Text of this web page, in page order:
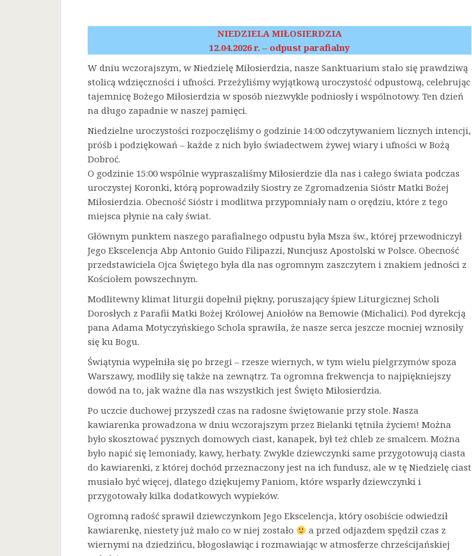
NIEDZIELA MIŁOSIERDZIA
12.04.2026 r. – odpust parafialny
W dniu wczorajszym, w Niedzielę Miłosierdzia, nasze Sanktuarium stało się prawdziwą
stolicą wdzięczności i ufności. Przeżyliśmy wyjątkową uroczystość odpustową, celebrując
tajemnicę Bożego Miłosierdzia w sposób niezwykle podniosły i wspólnotowy. Ten dzień
na długo zapadnie w naszej pamięci.
Niedzielne uroczystości rozpoczęliśmy o godzinie 14:00 odczytywaniem licznych intencji,
próśb i podziękowań – każde z nich było świadectwem żywej wiary i ufności w Bożą
Dobroć.
O godzinie 15:00 wspólnie wypraszaliśmy Miłosierdzie dla nas i całego świata podczas
uroczystej Koronki, którą poprowadziły Siostry ze Zgromadzenia Sióstr Matki Bożej
Miłosierdzia. Obecność Sióstr i modlitwa przypomniały nam o orędziu, które z tego
miejsca płynie na cały świat.
Głównym punktem naszego parafialnego odpustu była Msza św., której przewodniczył
Jego Ekscelencja Abp Antonio Guido Filipazzi, Nuncjusz Apostolski w Polsce. Obecność
przedstawiciela Ojca Świętego była dla nas ogromnym zaszczytem i znakiem jedności z
Kościołem powszechnym.
Modlitewny klimat liturgii dopełnił piękny, poruszający śpiew Liturgicznej Scholi
Dorosłych z Parafii Matki Bożej Królowej Aniołów na Bemowie (Michalici). Pod dyrekcją
pana Adama Motyczyńskiego Schola sprawiła, że nasze serca jeszcze mocniej wznosiły
się ku Bogu.
Świątynia wypełniła się po brzegi – rzesze wiernych, w tym wielu pielgrzymów spoza
Warszawy, modliły się także na zewnątrz. Ta ogromna frekwencja to najpiękniejszy
dowód na to, jak ważne dla nas wszystkich jest Święto Miłosierdzia.
Po uczcie duchowej przyszedł czas na radosne świętowanie przy stole. Nasza
kawiarenka prowadzona w dniu wczorajszym przez Bielanki tętniła życiem! Można
było skosztować pysznych domowych ciast, kanapek, był też chleb ze smalcem. Można
było napić się lemoniady, kawy, herbaty. Zwykle dziewczynki same przygotowują ciasta
do kawiarenki, z której dochód przeznaczony jest na ich fundusz, ale w tę Niedzielę ciast
musiało być więcej, dlatego dziękujemy Paniom, które wsparły dziewczynki i
przygotowały kilka dodatkowych wypieków.
Ogromną radość sprawił dziewczynkom Jego Ekscelencja, który osobiście odwiedził
kawiarenkę, niestety już mało co w niej zostało
a przed odjazdem spędził czas z
wiernymi na dziedzińcu, błogosławiąc i rozmawiając w atmosferze chrześcijańskiej